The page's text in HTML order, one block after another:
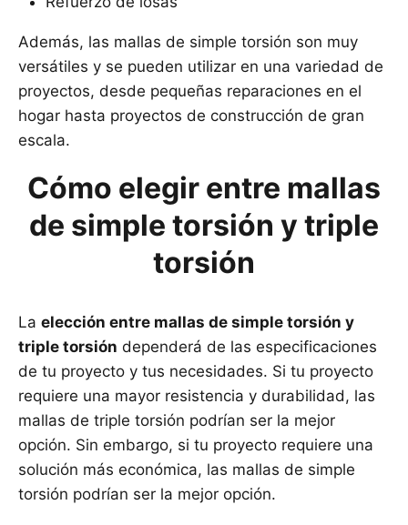
Además, las mallas de simple torsión son muy
versátiles y se pueden utilizar en una variedad de
proyectos, desde pequeñas reparaciones en el
hogar hasta proyectos de construcción de gran
escala.
Cómo elegir entre mallas
de simple torsión y triple
torsión
La elección entre mallas de simple torsión y
triple torsión dependerá de las especificaciones
de tu proyecto y tus necesidades. Si tu proyecto
requiere una mayor resistencia y durabilidad, las
mallas de triple torsión podrían ser la mejor
opción. Sin embargo, si tu proyecto requiere una
solución más económica, las mallas de simple
torsión podrían ser la mejor opción.